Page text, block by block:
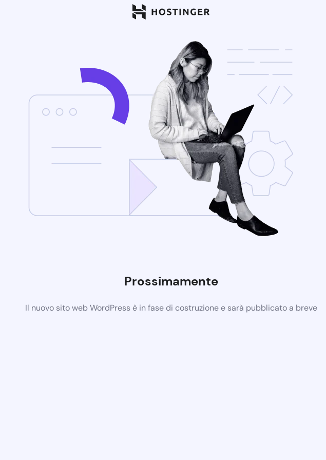
Prossimamente
Il nuovo sito web WordPress è in fase di costruzione e sarà pubblicato a breve